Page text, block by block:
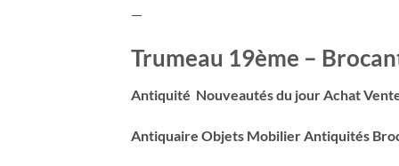
—
Trumeau 19ème –
Antiquité Nouveautés du jour Achat
Antiquaire Objets Mobilier Antiquités